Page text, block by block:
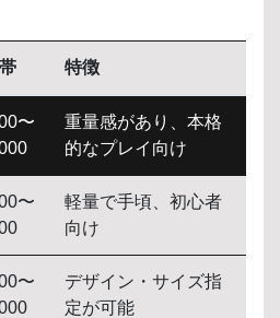
特徴
〜
重量感があり、本格
的なプレイ向け
〜
軽量で手頃、初心者
向け
〜
デザイン・サイズ指
定が可能